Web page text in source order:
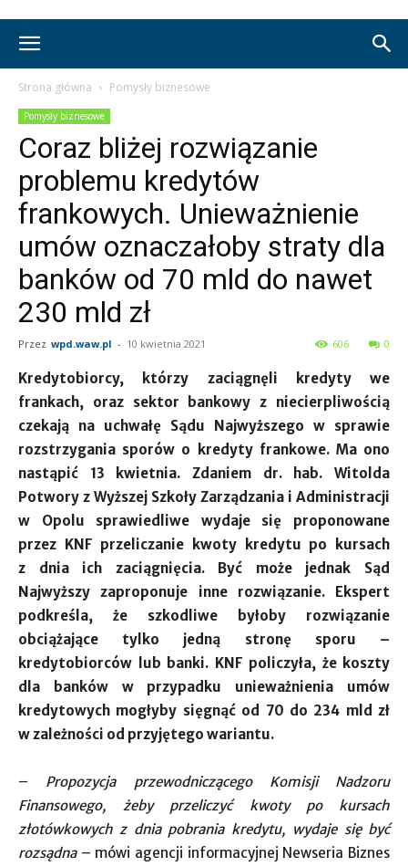
Strona główna Pomysły biznesowe
Pomysły biznesowe
Coraz bliżej rozwiązanie
problemu kredytów
frankowych. Unieważnienie
umów oznaczałoby straty dla
banków od 70 mld do nawet
230 mld zł
Przez wpd.waw.pl - 10 kwietnia 2021 0
606
Kredytobiorcy, którzy zaciągnęli kredyty we
frankach, oraz sektor bankowy z niecierpliwością
czekają na uchwałę Sądu Najwyższego w sprawie
rozstrzygania sporów o kredyty frankowe. Ma ono
nastąpić 13 kwietnia. Zdaniem dr. hab. Witolda
Potwory z Wyższej Szkoły Zarządzania i Administracji
w Opolu sprawiedliwe wydaje się proponowane
przez KNF przeliczanie kwoty kredytu po kursach
z dnia ich zaciągnięcia. Być może jednak Sąd
Najwyższy zaproponuje inne rozwiązanie. Ekspert
podkreśla, że szkodliwe byłoby rozwiązanie
obciążające tylko jedną stronę sporu –
kredytobiorców lub banki. KNF policzyła, że koszty
dla banków w przypadku unieważnienia umów
kredytowych mogłyby sięgnąć od 70 do 234 mld zł
w zależności od przyjętego wariantu.
– Propozycja przewodniczącego Komisji Nadzoru
Finansowego, żeby przeliczyć kwoty po kursach
złotówkowych z dnia pobrania kredytu, wydaje się być
rozsądna – mówi agencji informacyjnej Newseria Biznes